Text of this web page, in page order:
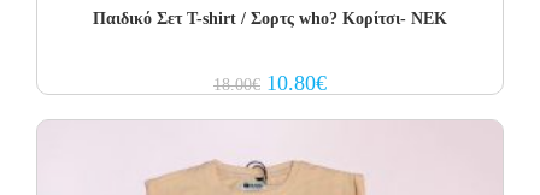
Παιδικό Σετ Τ-shirt / Σορτς who? Κορίτσι- NEK
18.00€ Original
price
10.80€Current
price